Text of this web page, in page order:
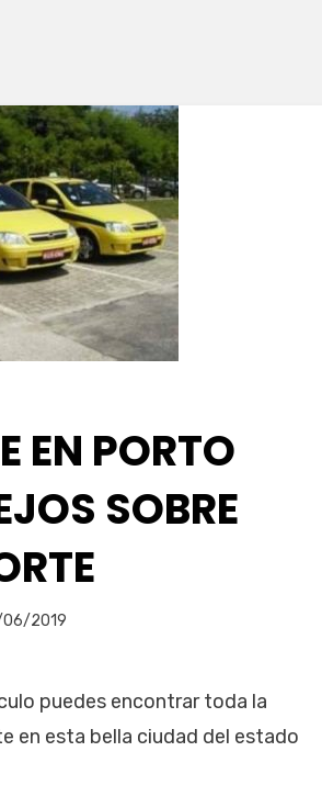
EN PORTO
SOBRE
2019
puedes encontrar toda la
en esta bella ciudad del estado